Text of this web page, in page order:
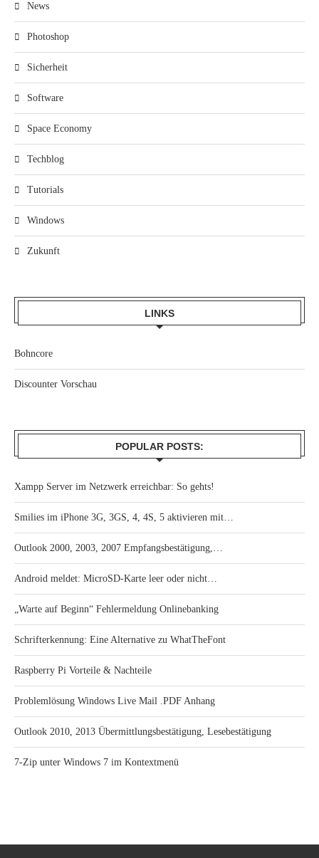
News
Photoshop
Sicherheit
Software
Space Economy
Techblog
Tutorials
Windows
Zukunft
LINKS
Bohncore
Discounter Vorschau
POPULAR POSTS:
Xampp Server im Netzwerk erreichbar: So gehts!
Smilies im iPhone 3G, 3GS, 4, 4S, 5 aktivieren mit…
Outlook 2000, 2003, 2007 Empfangsbestätigung,…
Android meldet: MicroSD-Karte leer oder nicht…
„Warte auf Beginn“ Fehlermeldung Onlinebanking
Schrifterkennung: Eine Alternative zu WhatTheFont
Raspberry Pi Vorteile & Nachteile
Problemlösung Windows Live Mail .PDF Anhang
Outlook 2010, 2013 Übermittlungsbestätigung, Lesebestätigung
7-Zip unter Windows 7 im Kontextmenü